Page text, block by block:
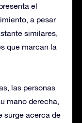
el
a pesar
similares,
que marcan la
las personas
mano derecha,
surge acerca de